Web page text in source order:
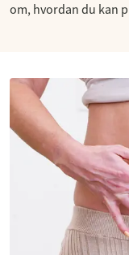
om, hvordan du kan